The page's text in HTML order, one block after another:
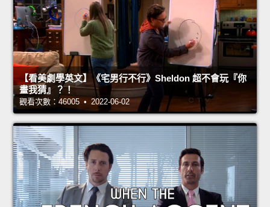
【看美劇學英文】《宅男行不行》Sheldon 超不會玩『你
畫我猜』？！
觀看次數：46005 • 2022-06-02